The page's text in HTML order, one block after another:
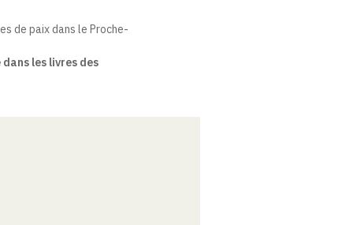
de paix dans le Proche-
dans les livres des